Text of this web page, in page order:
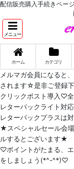
配信販売購入手続きページ
メニュー
ホーム カテゴリ
メルマガ会員になると
されます☆是非ご登録
クリックポスト導入♡
レターパックライト対
レターパックプラスは
★スペシャルセール会
ルするとございます★
♡ポイントがたまる、
をしましょう(*^-^*)♡